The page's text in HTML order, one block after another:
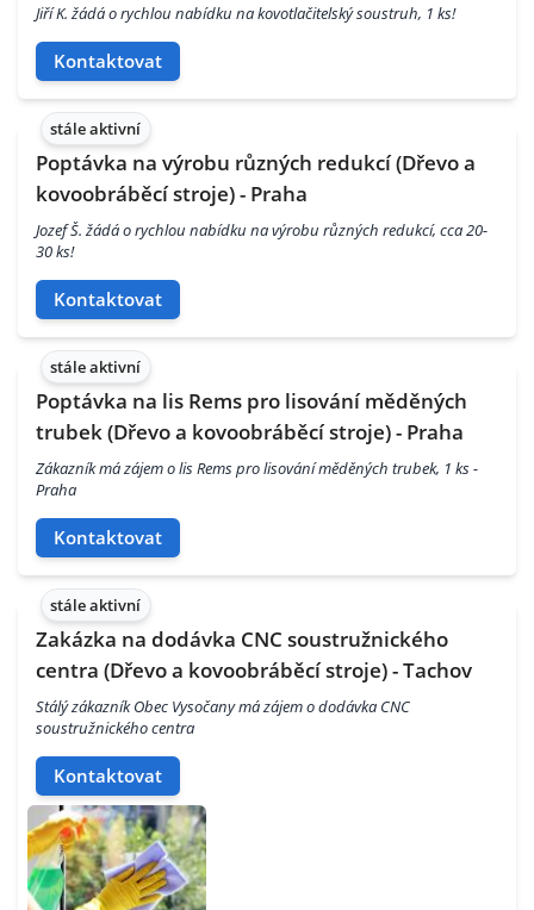
Jiří K. žádá o rychlou nabídku na kovotlačitelský soustruh, 1 ks!
Kontaktovat
stále aktivní
Poptávka na výrobu různých redukcí (Dřevo a
kovoobráběcí stroje) - Praha
Jozef Š. žádá o rychlou nabídku na výrobu různých redukcí, cca 20-
30 ks!
Kontaktovat
stále aktivní
Poptávka na lis Rems pro lisování měděných
trubek (Dřevo a kovoobráběcí stroje) - Praha
Zákazník má zájem o lis Rems pro lisování měděných trubek, 1 ks -
Praha
Kontaktovat
stále aktivní
Zakázka na dodávka CNC soustružnického
centra (Dřevo a kovoobráběcí stroje) - Tachov
Stálý zákazník Obec Vysočany má zájem o dodávka CNC
soustružnického centra
Kontaktovat